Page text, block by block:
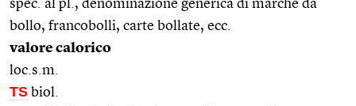
spec. al pl., denominazione generica di marche da
bollo, francobolli, carte bollate, ecc.
valore calorico
loc.s.m.
TS biol.